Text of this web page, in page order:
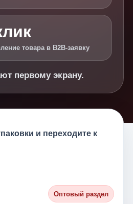
товара в B2B-заявку
первому экрану.
и переходите к
Оптовый раздел